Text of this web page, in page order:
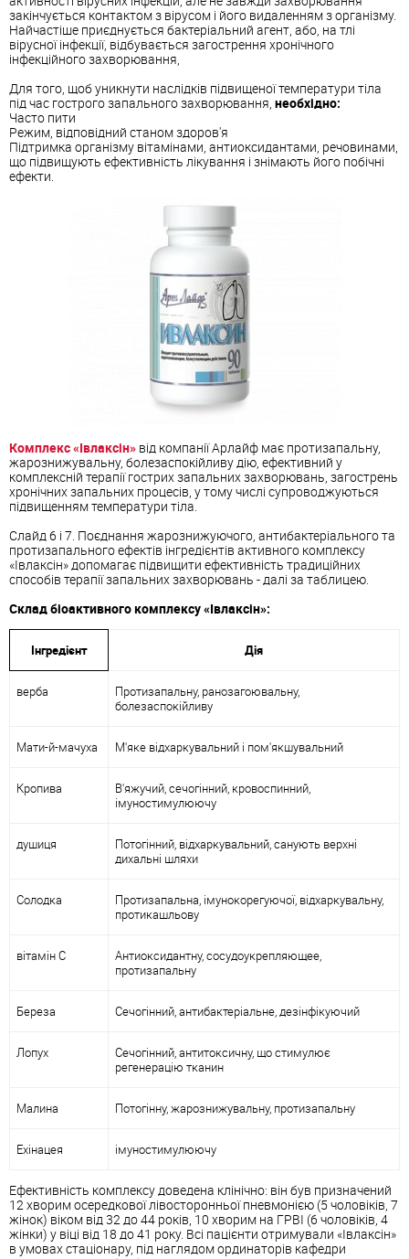
закінчується контактом з вірусом і його видаленням з організму.
Найчастіше приєднується бактеріальний агент, або, на тлі
вірусної інфекції, відбувається загострення хронічного
інфекційногозахворювання,
Для того, щоб уникнути наслідків підвищеної температури тіла
під час гострого запальногозахворювання, необхідно:
Часто пити
Режим, відповідний станомздоров'я
Підтримка організму вітамінами, антиоксидантами, речовинами,
що підвищують ефективність лікування і знімають його побічні
ефекти.
Комплекс «Івлаксін» від компанії Арлайф має протизапальну,
жарознижувальну, болезаспокійливу дію, ефективний у
комплексній терапії гострих запальних захворювань, загострень
хронічних запальних процесів, у тому числі супроводжуються
підвищенням температури тіла.
Слайд 6 і 7. Поєднання жарознижуючого, антибактеріального та
протизапального ефектів інгредієнтів активного комплексу
«Івлаксін» допомагає підвищити ефективність традиційних
способів терапії запальних захворювань - далі за таблицею.
Склад біоактивного комплексу «Івлаксін»:
Інгредієнт Дія
верба
Протизапальну, ранозагоювальну,
болезаспокійливу
Мати-й-мачуха М'яке відхаркувальний і пом'якшувальний
Кропива
В'яжучий, сечогінний, кровоспинний,
імуностимулюючу
душиця
Потогінний, відхаркувальний, санують верхні
дихальні шляхи
Солодка
Протизапальна, імунокорегуючої, відхаркувальну,
протикашльову
вітамін С
Антиоксидантну, сосудоукрепляющее,
протизапальну
Береза Сечогінний, антибактеріальне, дезінфікуючий
Лопух
Сечогінний, антитоксичну, що стимулює
регенерацію тканин
Малина Потогінну, жарознижувальну, протизапальну
Ехінацея імуностимулюючу
Ефективність комплексу доведена клінічно: він був призначений
12 хворим осередкової лівосторонньої пневмонією (5 чоловіків, 7
жінок) віком від 32 до 44 років, 10 хворим на ГРВІ (6 чоловіків, 4
жінки) у віці від 18 до 41 року. Всі пацієнти отримували «Івлаксін»
в умовах стаціонару, під наглядом ординаторів кафедри